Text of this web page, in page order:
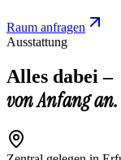
Raum anfragen
Ausstattung
Alles dabei –
von Anfang an.